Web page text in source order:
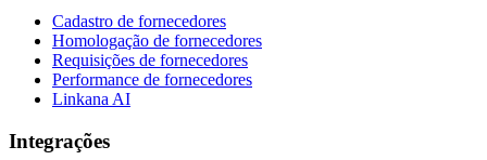
Cadastro de fornecedores
Homologação de fornecedores
Requisições de fornecedores
Performance de fornecedores
Linkana AI
Integrações